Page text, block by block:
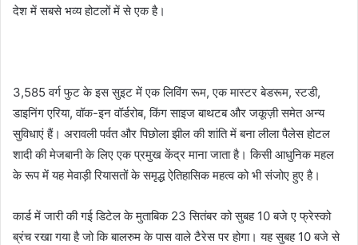
देश में सबसे भव्य होटलों में से एक है।
3,585 वर्ग फुट के इस सुइट में एक लिविंग रूम, एक मास्टर बेडरूम, स्टडी,
डाइनिंग एरिया, वॉक-इन वॉर्डरोब, किंग साइज बाथटब और जकूज़ी समेत अन्य
सुविधाएं हैं। अरावली पर्वत और पिछोला झील की शांति में बना लीला पैलेस होटल
शादी की मेजबानी के लिए एक प्रमुख केंद्र माना जाता है। किसी आधुनिक महल
के रूप में यह मेवाड़ी रियासतों के समृद्ध ऐतिहासिक महत्व को भी संजोए हुए है।
कार्ड में जारी की गई डिटेल के मुताबिक 23 सितंबर को सुबह 10 बजे ए फ्रेस्को
ब्रंच रखा गया है जो कि बालरुम के पास वाले टैरेस पर होगा। यह सुबह 10 बजे से